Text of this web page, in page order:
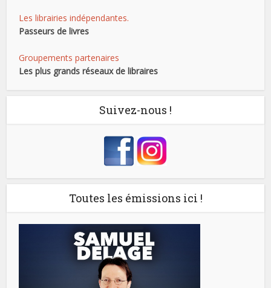
Les librairies indépendantes.
Passeurs de livres
Groupements partenaires
Les plus grands réseaux de libraires
Suivez-nous !
Toutes les émissions ici !